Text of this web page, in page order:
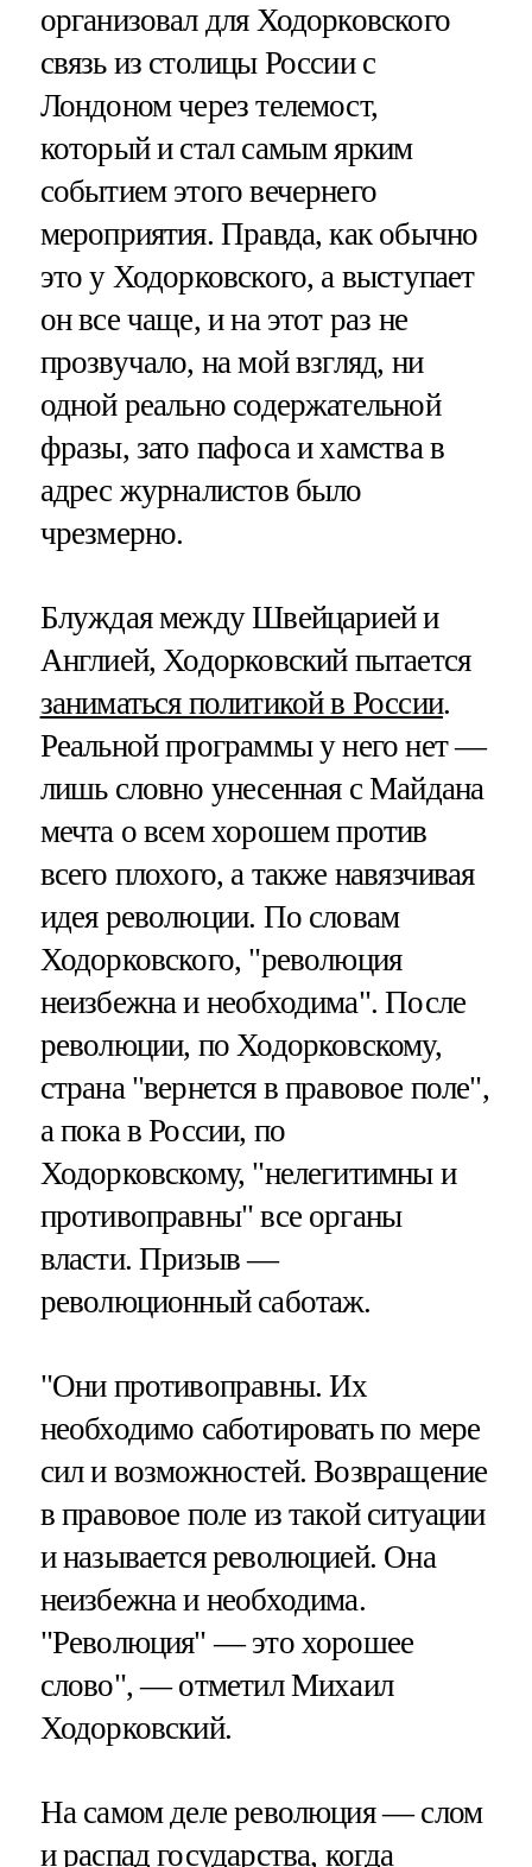
организовал для Ходорковского
связь из столицы России с
Лондоном через телемост,
который и стал самым ярким
событием этого вечернего
мероприятия. Правда, как обычно
это у Ходорковского, а выступает
он все чаще, и на этот раз не
прозвучало, на мой взгляд, ни
одной реально содержательной
фразы, зато пафоса и хамства в
адрес журналистов было
чрезмерно.
Блуждая между Швейцарией и
Англией, Ходорковский пытается
заниматься политикой в России.
Реальной программы у него нет —
лишь словно унесенная с Майдана
мечта о всем хорошем против
всего плохого, а также навязчивая
идея революции. По словам
Ходорковского, "революция
неизбежна и необходима". После
революции, по Ходорковскому,
страна "вернется в правовое поле",
а пока в России, по
Ходорковскому, "нелегитимны и
противоправны" все органы
власти. Призыв —
революционный саботаж.
"Они противоправны. Их
необходимо саботировать по мере
сил и возможностей. Возвращение
в правовое поле из такой ситуации
и называется революцией. Она
неизбежна и необходима.
"Революция" — это хорошее
слово", — отметил Михаил
Ходорковский.
На самом деле революция — слом
и распад государства, когда